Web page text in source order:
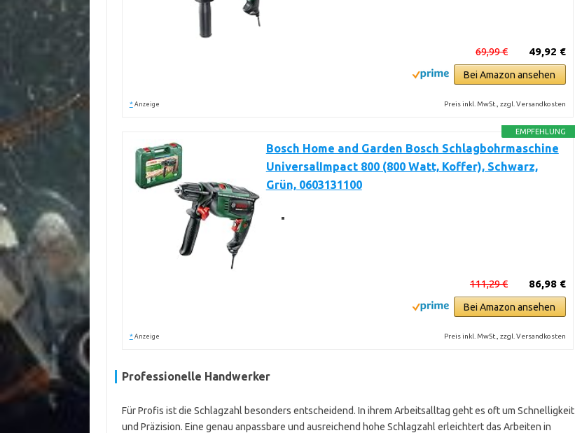
49,92 €
69,99 €
Bei Amazon ansehen
* Anzeige Preis inkl. MwSt., zzgl. Versandkosten
EMPFEHLUNG
Bosch Home and Garden Bosch Schlagbohrmaschine
UniversalImpact 800 (800 Watt, Koffer), Schwarz,
Grün, 0603131100
86,98 €
111,29 €
Bei Amazon ansehen
* Anzeige Preis inkl. MwSt., zzgl. Versandkosten
Professionelle Handwerker
Für Profis ist die Schlagzahl besonders entscheidend. In ihrem Arbeitsalltag geht es oft um Schnelligkeit
und Präzision. Eine genau anpassbare und ausreichend hohe Schlagzahl erleichtert das Arbeiten in